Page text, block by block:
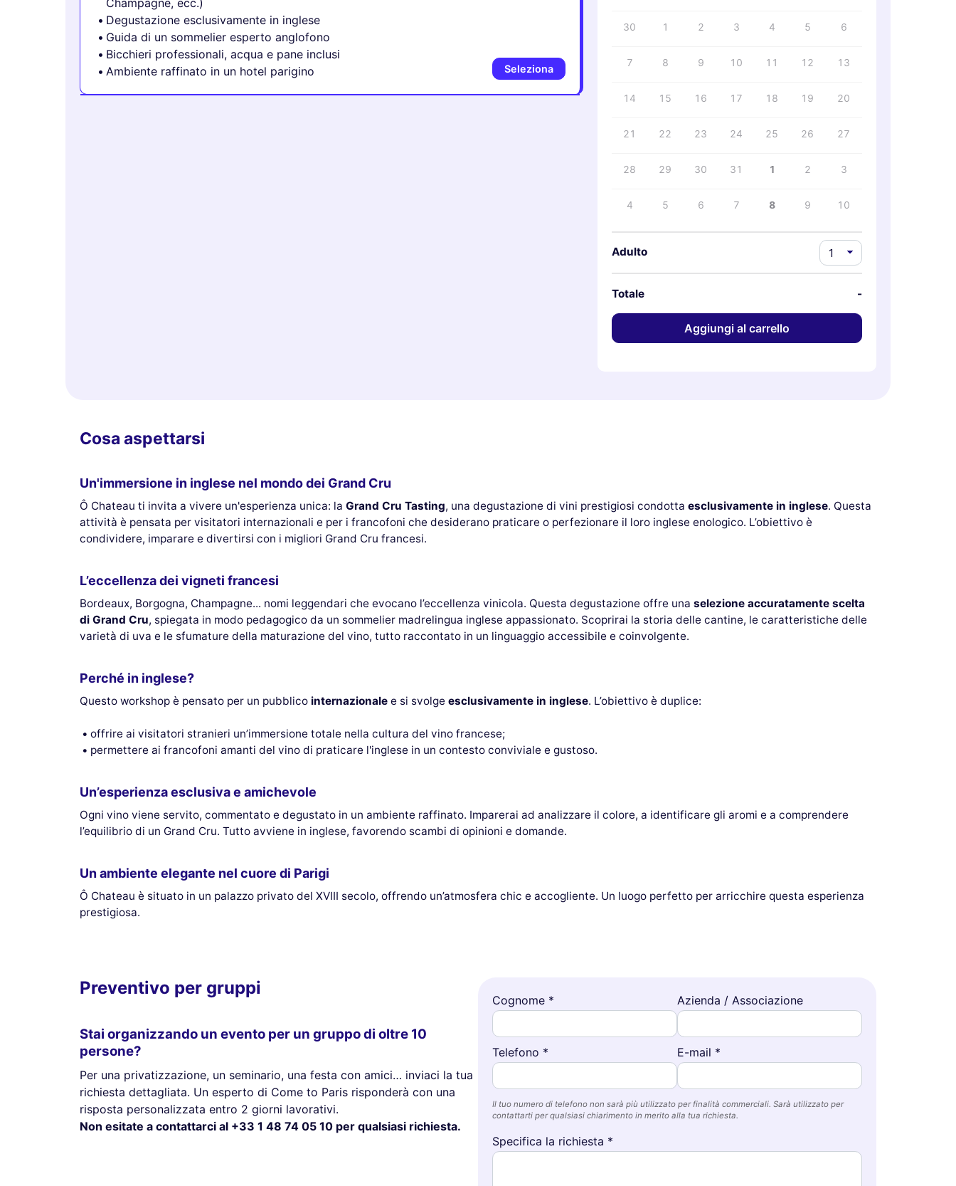
Degustazione esclusivamente in inglese
Guida di un sommelier esperto anglofono
Bicchieri professionali, acqua e pane inclusi
Ambiente raffinato in un hotel parigino
Seleziona
30 1 2 3 4 5 6
7 8 9 10 11 12 13
14 15 16 17 18 19 20
21 22 23 24 25 26 27
28 29 30 31 1 2 3
4 5 6 7 8 9 10
Adulto
Totale -
Aggiungi al carrello
Cosa aspettarsi
Un'immersione in inglese nel mondo dei Grand Cru
Ô Chateau ti invita a vivere un'esperienza unica: la Grand Cru Tasting, una degustazione di vini prestigiosi condotta esclusivamente in inglese. Questa
attività è pensata per visitatori internazionali e per i francofoni che desiderano praticare o perfezionare il loro inglese enologico. L’obiettivo è
condividere, imparare e divertirsi con i migliori Grand Cru francesi.
L’eccellenza dei vigneti francesi
Bordeaux, Borgogna, Champagne... nomi leggendari che evocano l’eccellenza vinicola. Questa degustazione offre una selezione accuratamente scelta
di Grand Cru, spiegata in modo pedagogico da un sommelier madrelingua inglese appassionato. Scoprirai la storia delle cantine, le caratteristiche delle
varietà di uva e le sfumature della maturazione del vino, tutto raccontato in un linguaggio accessibile e coinvolgente.
Perché in inglese?
Questo workshop è pensato per un pubblico internazionale e si svolge esclusivamente in inglese. L’obiettivo è duplice:
offrire ai visitatori stranieri un’immersione totale nella cultura del vino francese;
permettere ai francofoni amanti del vino di praticare l'inglese in un contesto conviviale e gustoso.
Un’esperienza esclusiva e amichevole
Ogni vino viene servito, commentato e degustato in un ambiente raffinato. Imparerai ad analizzare il colore, a identificare gli aromi e a comprendere
l’equilibrio di un Grand Cru. Tutto avviene in inglese, favorendo scambi di opinioni e domande.
Un ambiente elegante nel cuore di Parigi
Ô Chateau è situato in un palazzo privato del XVIII secolo, offrendo un’atmosfera chic e accogliente. Un luogo perfetto per arricchire questa esperienza
prestigiosa.
Preventivo per gruppi
Stai organizzando un evento per un gruppo di oltre 10
persone?
Per una privatizzazione, un seminario, una festa con amici… inviaci la tua
richiesta dettagliata. Un esperto di Come to Paris risponderà con una
risposta personalizzata entro 2 giorni lavorativi.
Non esitate a contattarci al +33 1 48 74 05 10 per qualsiasi richiesta.
Cognome * Azienda / Associazione
Telefono * E-mail *
Il tuo numero di telefono non sarà più utilizzato per finalità commerciali. Sarà utilizzato per
contattarti per qualsiasi chiarimento in merito alla tua richiesta.
Specifica la richiesta *